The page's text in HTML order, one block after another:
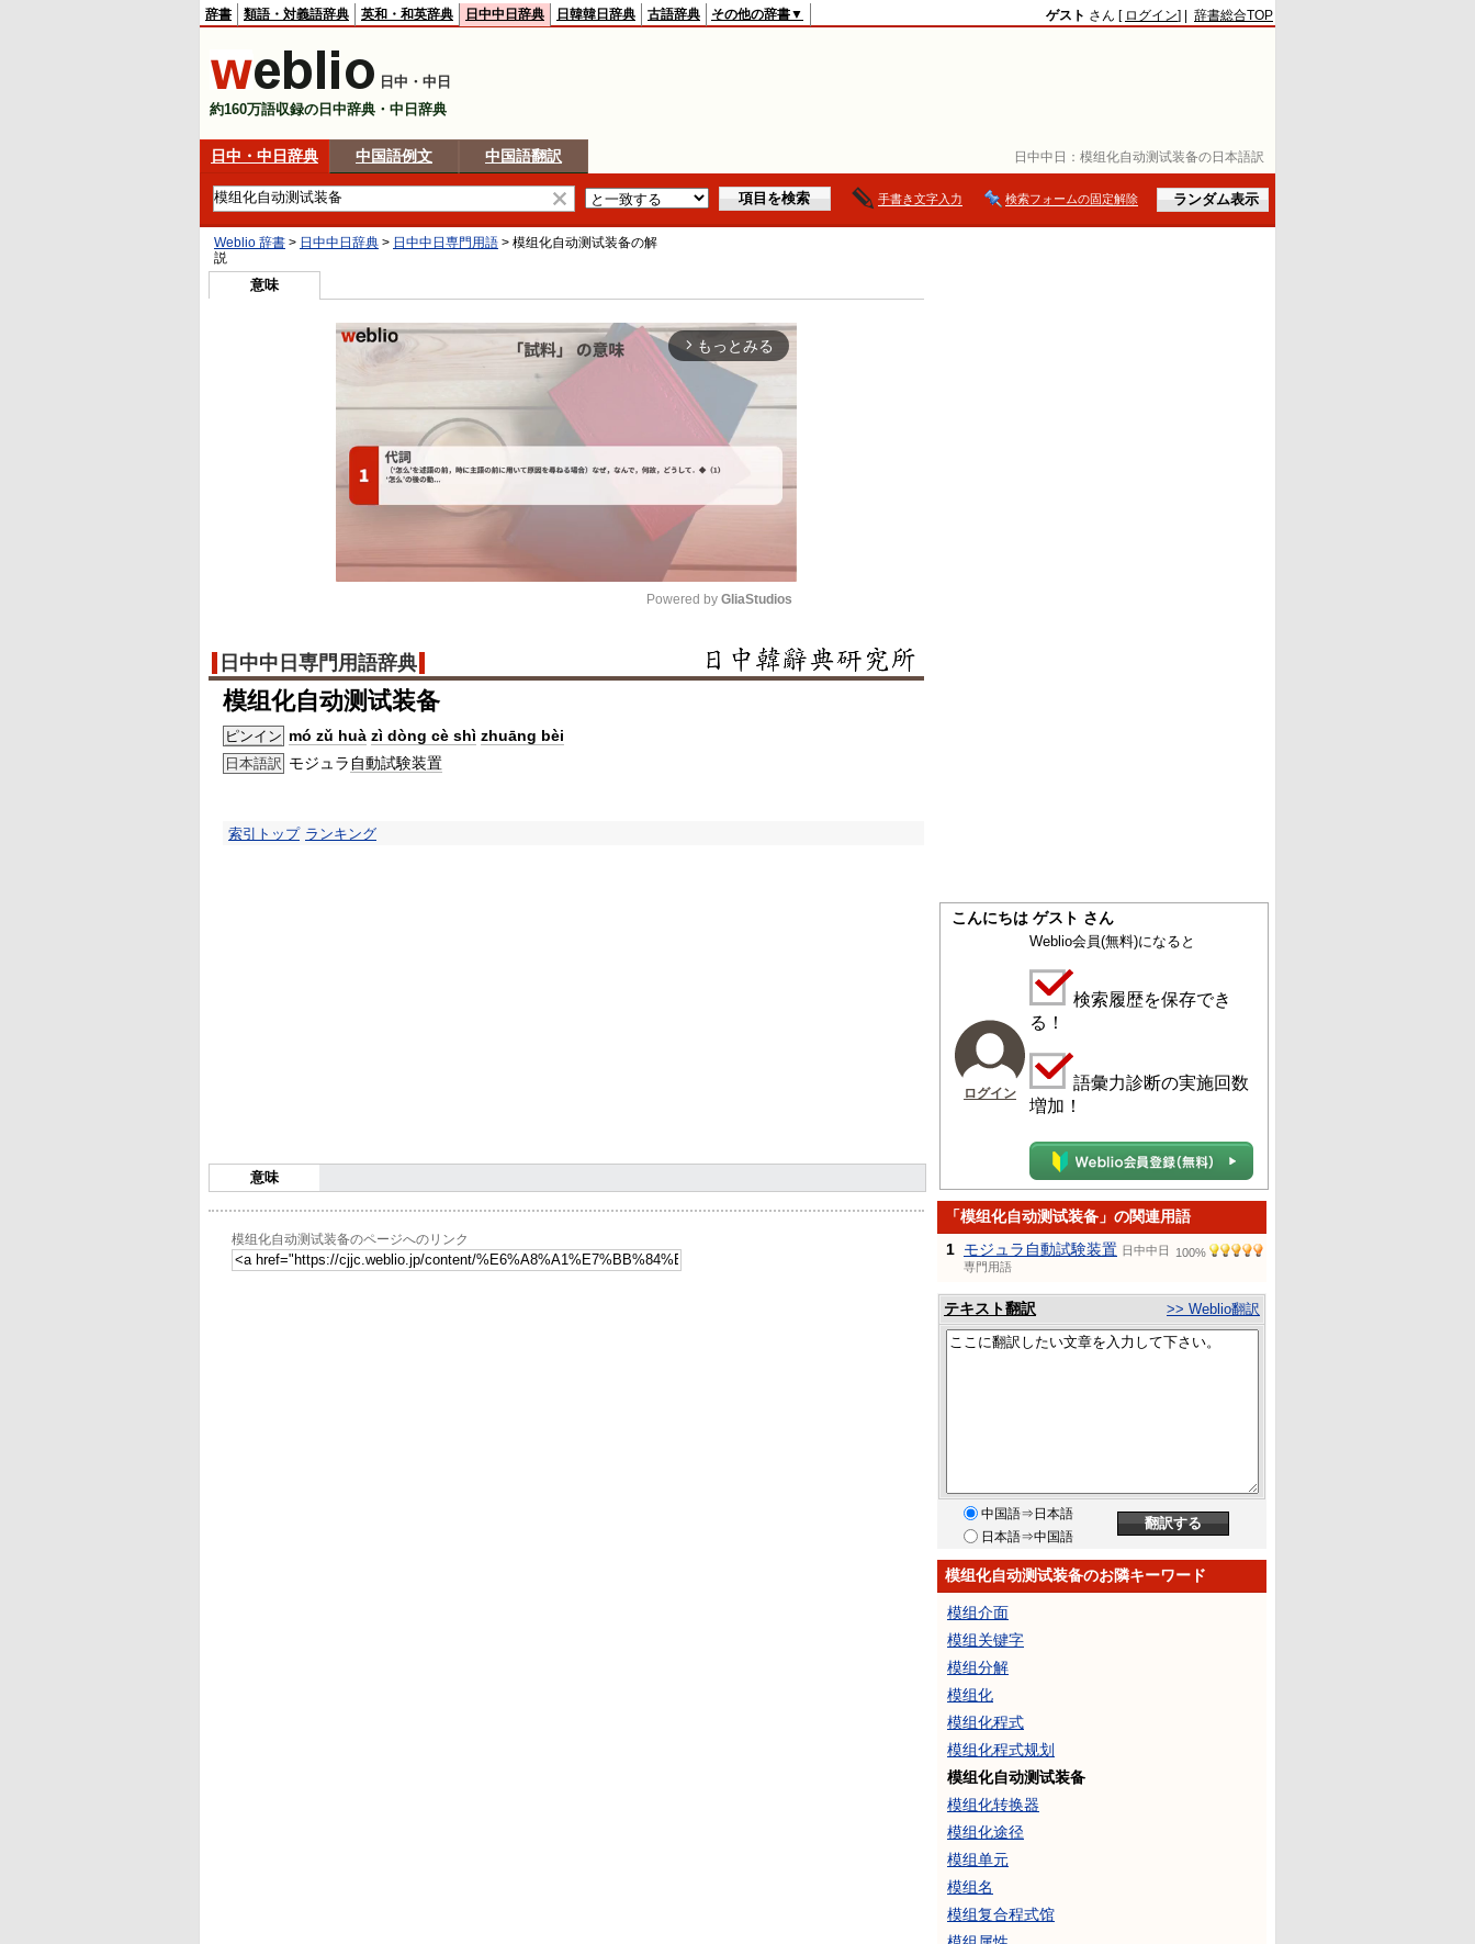
日中中日： 模组化自动测试装备の日本語訳
辞書 類語・対義語辞典 英和・和英辞典 日中中日辞典 日韓韓日辞典 古語辞典 その他の辞書▼ ゲスト さん [ ログイン] | 辞書総合TOP
日中・中日
約160万語収録の日中辞典・中日辞典
日中・中日辞典 中国語例文 中国語翻訳
手書き文字入力 検索フォームの固定解除
Weblio 辞書 > 日中中日辞典 > 日中中日専門用語 > 模组化自动测试装备の解
説
意味
arrow_forward_ios もっとみる
Mute
Powered by GliaStudios
日中中日専門用語辞典
模组化自动测试装备
ピンイン mó zǔ huà zì dòng cè shì zhuāng bèi
日本語訳 モジュラ 自動試験装置
索引トップ ランキング
意味
模组化自动测试装备のページへのリンク
こんにちは ゲスト さん
ログイン
Weblio会員(無料)になると
検索履歴を保存でき
る！
語彙力診断の実施回数
増加！
「模组化自动测试装备」の関連用語
1 モジュラ自動試験装置 日中中日
専門用語
100%
テキスト翻訳 >> Weblio翻訳
中国語⇒日本語
日本語⇒中国語
模组化自动测试装备のお隣キーワード
模组介面
模组关键字
模组分解
模组化
模组化程式
模组化程式规划
模组化自动测试装备
模组化转换器
模组化途径
模组单元
模组名
模组复合程式馆